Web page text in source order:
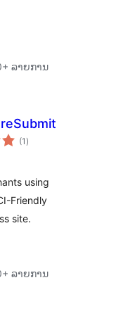
ລາຍການ
(1 ຄະແນນ
ທັງໝົດ
)
using
Friendly
site.
ລາຍການ